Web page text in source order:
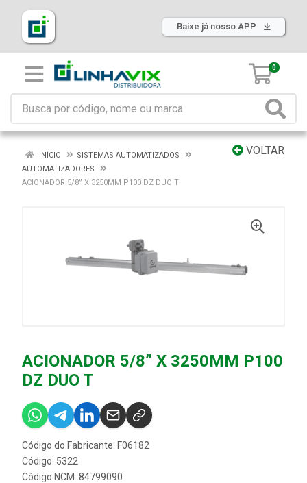
Baixe já nosso APP
0
VOLTAR
INÍCIO
SISTEMAS AUTOMATIZADOS
AUTOMATIZADORES
ACIONADOR 5/8” X 3250MM P100 DZ DUO T
ACIONADOR 5/8” X 3250MM P100
DZ DUO T
Código do Fabricante: F06182
Código: 5322
Código NCM: 84799090